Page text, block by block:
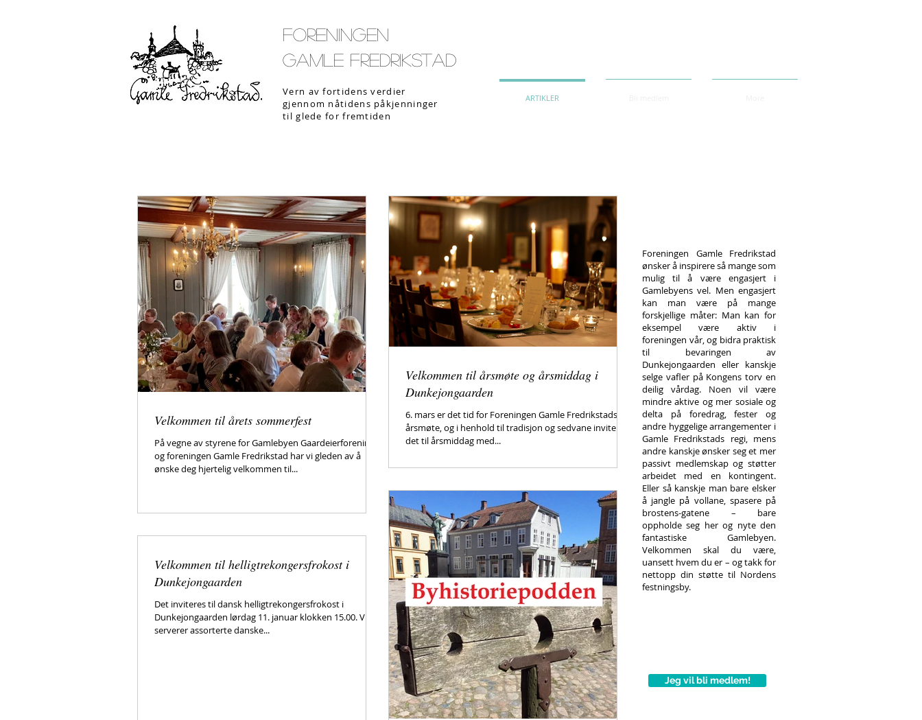
Foreningen
Gamle Fredrikstad
Vern av fortidens verdier
gjennom nåtidens påkjenninger
til glede for fremtiden
ARTIKLER
Velkommen til årets sommerfest
På vegne av styrene for Gamlebyen Gaardeierforening
og foreningen Gamle Fredrikstad har vi gleden av å
ønske deg hjertelig velkommen til...
Velkommen til årsmøte og årsmiddag i
Dunkejongaarden
6. mars er det tid for Foreningen Gamle Fredrikstads
årsmøte, og i henhold til tradisjon og sedvane inviteres
det til årsmiddag med...
Velkommen til helligtrekongersfrokost i
Dunkejongaarden
Det inviteres til dansk helligtrekongersfrokost i
Dunkejongaarden lørdag 11. januar klokken 15.00. Vi
serverer assorterte danske...
Foreningen Gamle Fredrikstad
ønsker å inspirere så mange som
mulig til å være engasjert i
Gamlebyens vel. Men engasjert
kan man være på mange
forskjellige måter: Man kan for
eksempel være aktiv i
foreningen vår, og bidra praktisk
til bevaringen av
Dunkejongaarden eller kanskje
selge vafler på Kongens torv en
deilig vårdag. Noen vil være
mindre aktive og mer sosiale og
delta på foredrag, fester og
andre hyggelige arrangementer i
Gamle Fredrikstads regi, mens
andre kanskje ønsker seg et mer
passivt medlemskap og støtter
arbeidet med en kontingent.
Eller så kanskje man bare elsker
å jangle på vollane, spasere på
brostens-gatene – bare
oppholde seg her og nyte den
fantastiske Gamlebyen.
Velkommen skal du være,
uansett hvem du er – og takk for
nettopp din støtte til Nordens
festningsby.
Jeg vil bli medlem!